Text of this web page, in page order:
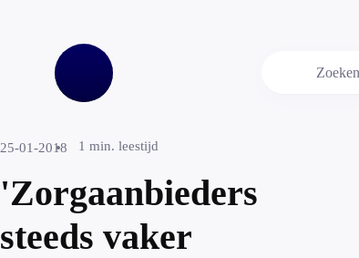
25-01-2018 1 min. leestijd
'Zorgaanbieders
steeds vaker